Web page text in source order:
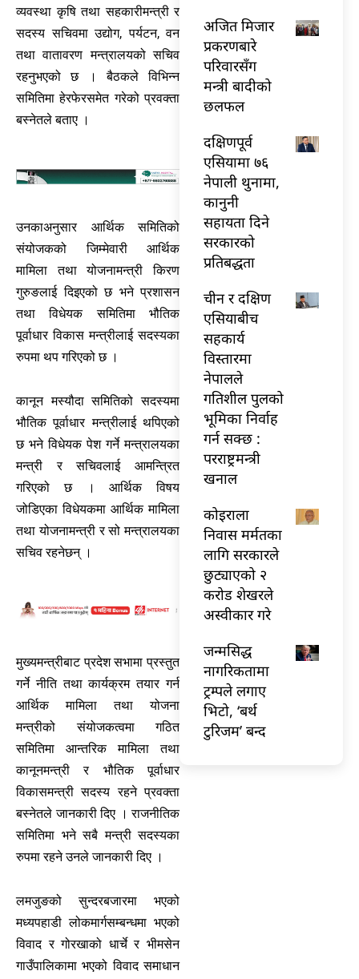
व्यवस्था कृषि तथा सहकारीमन्त्री र
सदस्य सचिवमा उद्योग, पर्यटन, वन
तथा वातावरण मन्त्रालयको सचिव
रहनुभएको छ । बैठकले विभिन्न
समितिमा हेरफेरसमेत गरेको प्रवक्ता
बस्नेतले बताए ।
उनकाअनुसार आर्थिक समितिको
संयोजकको जिम्मेवारी आर्थिक
मामिला तथा योजनामन्त्री किरण
गुरुङलाई दिइएको छ भने प्रशासन
तथा विधेयक समितिमा भौतिक
पूर्वाधार विकास मन्त्रीलाई सदस्यका
रुपमा थप गरिएको छ ।
कानून मस्यौदा समितिको सदस्यमा
भौतिक पूर्वाधार मन्त्रीलाई थपिएको
छ भने विधेयक पेश गर्ने मन्त्रालयका
मन्त्री र सचिवलाई आमन्त्रित
गरिएको छ । आर्थिक विषय
जोडिएका विधेयकमा आर्थिक मामिला
तथा योजनामन्त्री र सो मन्त्रालयका
सचिव रहनेछन् ।
मुख्यमन्त्रीबाट प्रदेश सभामा प्रस्तुत
गर्ने नीति तथा कार्यक्रम तयार गर्न
आर्थिक मामिला तथा योजना
मन्त्रीको संयोजकत्वमा गठित
समितिमा आन्तरिक मामिला तथा
कानूनमन्त्री र भौतिक पूर्वाधार
विकासमन्त्री सदस्य रहने प्रवक्ता
बस्नेतले जानकारी दिए । राजनीतिक
समितिमा भने सबै मन्त्री सदस्यका
रुपमा रहने उनले जानकारी दिए ।
लमजुङको सुन्दरबजारमा भएको
मध्यपहाडी लोकमार्गसम्बन्धमा भएको
विवाद र गोरखाको धार्चे र भीमसेन
गाउँपालिकामा भएको विवाद समाधान
अजित मिजार
प्रकरणबारे
परिवारसँग
मन्त्री बादीको
छलफल
दक्षिणपूर्व
एसियामा ७६
नेपाली थुनामा,
कानुनी
सहायता दिने
सरकारको
प्रतिबद्धता
चीन र दक्षिण
एसियाबीच
सहकार्य
विस्तारमा
नेपालले
गतिशील पुलको
भूमिका निर्वाह
गर्न सक्छ :
परराष्ट्रमन्त्री
खनाल
कोइराला
निवास मर्मतका
लागि सरकारले
छुट्याएको २
करोड शेखरले
अस्वीकार गरे
जन्मसिद्ध
नागरिकतामा
ट्रम्पले लगाए
भिटो, ‘बर्थ
टुरिजम’ बन्द